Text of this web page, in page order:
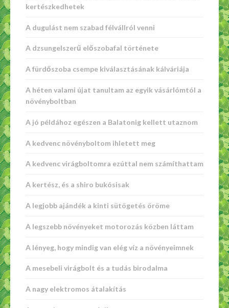
kertészkedhetek
A dugulást nem szabad félvállról venni
A dzsungelszerű előszobafal története
A fürdőszoba csempe kiválasztásának kálváriája
A héten valami újat tanultam az egyik vásárlómtól a
növényboltban
A jó példához egészen a Balatonig kellett utaznom
A kedvenc növényboltom ihletett meg
A kedvenc virágboltomra ezúttal nem számíthattam
A kertész, és a shiro bukósisak
A legjobb ajándék a kinti sütögetés öröme
A legszebb növényeket motorozás közben láttam
A lényeg, hogy mindig van elég víz a növényeimnek
A mesebeli virágbolt és a tudás birodalma
A nagy elektromos átalakítás